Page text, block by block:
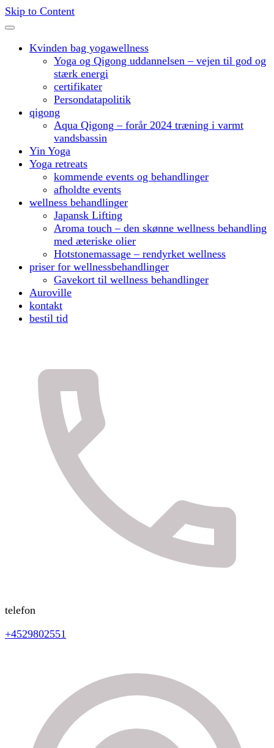
Skip to Content
Kvinden bag yogawellness
Yoga og Qigong uddannelsen – vejen til god og
stærk energi
certifikater
Persondatapolitik
qigong
Aqua Qigong – forår 2024 træning i varmt
vandsbassin
Yin Yoga
Yoga retreats
kommende events og behandlinger
afholdte events
wellness behandlinger
Japansk Lifting
Aroma touch – den skønne wellness behandling
med æteriske olier
Hotstonemassage – rendyrket wellness
priser for wellnessbehandlinger
Gavekort til wellness behandlinger
Auroville
kontakt
bestil tid
telefon
+4529802551